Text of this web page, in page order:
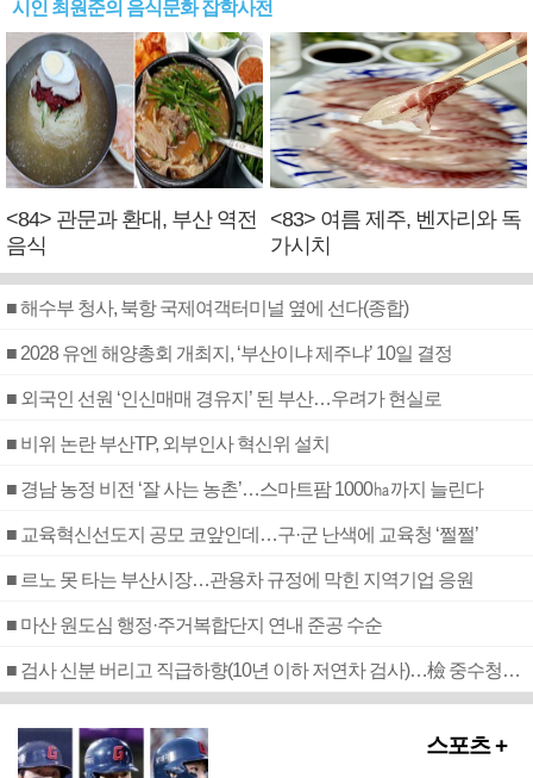
시인 최원준의 음식문화 잡학사전
<84> 관문과 환대, 부산 역전
음식
<83> 여름 제주, 벤자리와 독
가시치
■ 해수부 청사, 북항 국제여객터미널 옆에 선다(종합)
■ 2028 유엔 해양총회 개최지, ‘부산이냐 제주냐’ 10일 결정
■ 외국인 선원 ‘인신매매 경유지’ 된 부산…우려가 현실로
■ 비위 논란 부산TP, 외부인사 혁신위 설치
■ 경남 농정 비전 ‘잘 사는 농촌’…스마트팜 1000㏊까지 늘린다
■ 교육혁신선도지 공모 코앞인데…구·군 난색에 교육청 ‘쩔쩔’
■ 르노 못 타는 부산시장…관용차 규정에 막힌 지역기업 응원
■ 마산 원도심 행정·주거복합단지 연내 준공 수순
■ 검사 신분 버리고 직급하향(10년 이하 저연차 검사)…檢 중수청행 기피
스포츠 +